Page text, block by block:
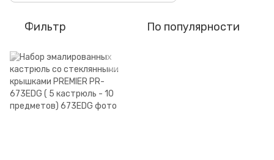
Фильтр По популярности